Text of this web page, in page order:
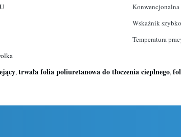
Konwencjonalna
Wskaźnik
Temperatura
,trwała folia poliuretanowa do tłoczenia cieplnego,